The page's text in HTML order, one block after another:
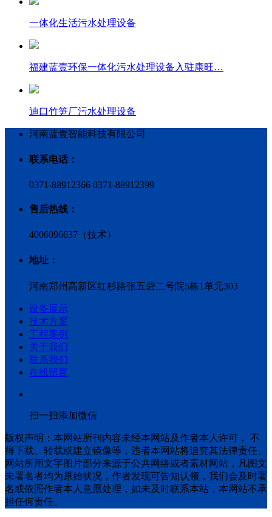
一体化生活污水处理设备
福建蓝壹环保一体化污水处理设备入驻康旺…
迪口竹笋厂污水处理设备
河南蓝壹智能科技有限公司
联系电话：
0371-88912366 0371-88912399
售后热线：
4006096637（技术）
地址：
河南郑州高新区红杉路张五砦二号院5栋1单元303
设备展示
技术方案
工程案例
关于我们
联系我们
在线留言
扫一扫添加微信
版权声明：本网站所刊内容未经本网站及作者本人许可， 不
得下载、转载或建立镜像等，违者本网站将追究其法律责任。
网站所用文字图片部分来源于公共网络或者素材网站，凡图文
未署名者均为原始状况，作者发现可告知认领，我们会及时署
名或依照作者本人意愿处理，如未及时联系本站，本网站不承
担任何责任。